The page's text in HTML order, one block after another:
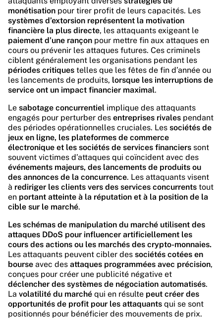
monétisation pour tirer profit de leurs capacités. Les
systèmes d’extorsion représentent la motivation
financière la plus directe, les attaquants exigeant le
paiement d’une rançon pour mettre fin aux attaques en
cours ou prévenir les attaques futures. Ces criminels
ciblent généralement les organisations pendant les
périodes critiques telles que les fêtes de fin d’année ou
les lancements de produits, lorsque les interruptions de
service ont un impact financier maximal.
Le sabotage concurrentiel implique des attaquants
engagés pour perturber des entreprises rivales pendant
des périodes opérationnelles cruciales. Les sociétés de
jeux en ligne, les plateformes de commerce
électronique et les sociétés de services financiers sont
souvent victimes d’attaques qui coïncident avec des
événements majeurs, des lancements de produits ou
des annonces de la concurrence. Les attaquants visent
à rediriger les clients vers des services concurrents tout
en portant atteinte à la réputation et à la position de la
cible sur le marché.
Les schémas de manipulation du marché utilisent des
attaques DDoS pour influencer artificiellement les
cours des actions ou les marchés des crypto-monnaies.
Les attaquants peuvent cibler des sociétés cotées en
bourse avec des attaques programmées avec précision,
conçues pour créer une publicité négative et
déclencher des systèmes de négociation automatisés.
La volatilité du marché qui en résulte peut créer des
opportunités de profit pour les attaquants qui se sont
positionnés pour bénéficier des mouvements de prix.